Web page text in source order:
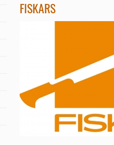
FISKARS